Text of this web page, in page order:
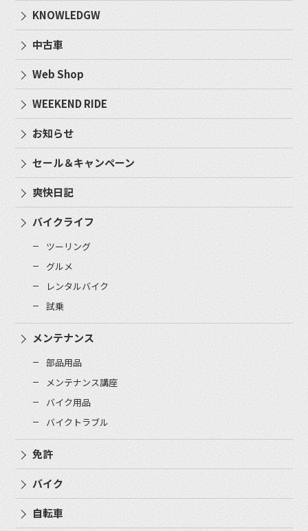
KNOWLEDGW
中古車
Web Shop
WEEKEND RIDE
お知らせ
セール＆キャンペーン
爽快日記
バイクライフ
ツーリング
グルメ
レンタルバイク
試乗
メンテナンス
部品用品
メンテナンス講座
バイク用品
バイクトラブル
免許
バイク
自転車